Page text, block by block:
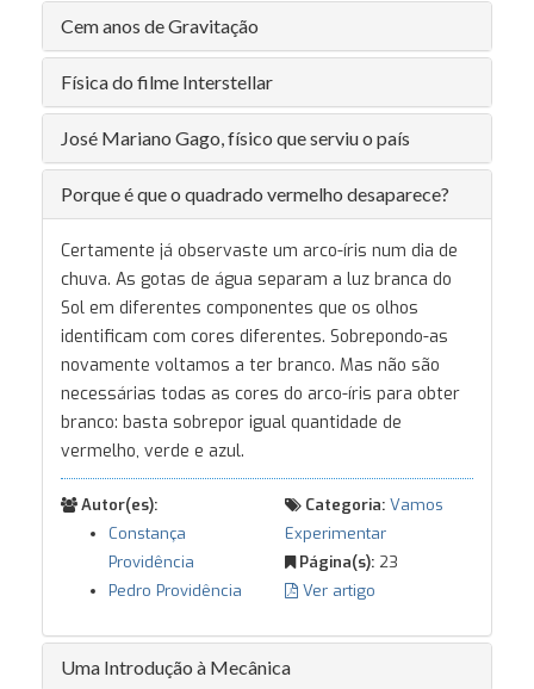
Cem anos de Gravitação
Física do filme Interstellar
José Mariano Gago, físico que serviu o país
Porque é que o quadrado vermelho desaparece?
Certamente já observaste um arco-íris num dia de
chuva. As gotas de água separam a luz branca do
Sol em diferentes componentes que os olhos
identificam com cores diferentes. Sobrepondo-as
novamente voltamos a ter branco. Mas não são
necessárias todas as cores do arco-íris para obter
branco: basta sobrepor igual quantidade de
vermelho, verde e azul.
Autor(es):
Constança
Providência
Pedro Providência
Categoria: Vamos
Experimentar
Página(s): 23
Ver artigo
Uma Introdução à Mecânica